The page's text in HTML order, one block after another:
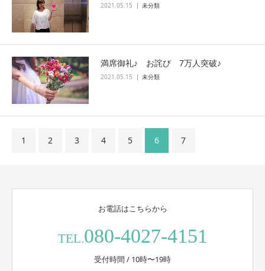
2021.05.15 未分類
満席御礼♪ お詫び 7万人突破♪
2021.05.15 未分類
1 2 3 4 5 6 7
お電話はこちらから
TEL.080-4027-4151
受付時間 / 10時〜19時